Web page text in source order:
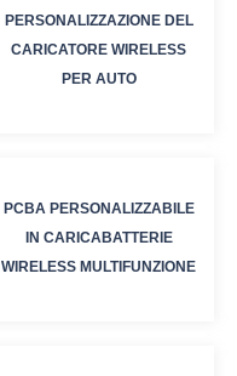
PERSONALIZZAZIONE DEL
CARICATORE WIRELESS
PER AUTO
PCBA PERSONALIZZABILE
IN CARICABATTERIE
WIRELESS MULTIFUNZIONE